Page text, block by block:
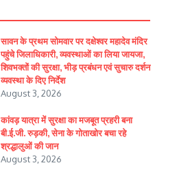
सावन के प्रथम सोमवार पर दक्षेश्वर महादेव मंदिर
पहुंचे जिलाधिकारी, व्यवस्थाओं का लिया जायजा,
शिवभक्तों की सुरक्षा, भीड़ प्रबंधन एवं सुचारु दर्शन
व्यवस्था के दिए निर्देश
August 3, 2026
कांवड़ यात्रा में सुरक्षा का मजबूत प्रहरी बना
बी.ई.जी. रुड़की, सेना के गोताखोर बचा रहे
श्रद्धालुओं की जान
August 3, 2026